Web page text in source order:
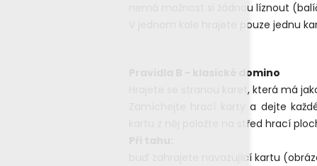
nemá možnost si žádnou líznout
V jednom kole hrajete pouze jednu
Pravidla B - klasické domino
Hrajete se stranou karet, která má
Zamíchejte hrací karty a dejte
kartu z něj položte na střed hrací
buď zahrajete navazující kartu